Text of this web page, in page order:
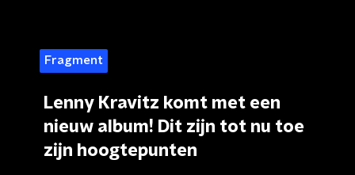
Fragment
Lenny Kravitz komt met een
nieuw album! Dit zijn tot nu toe
zijn hoogtepunten